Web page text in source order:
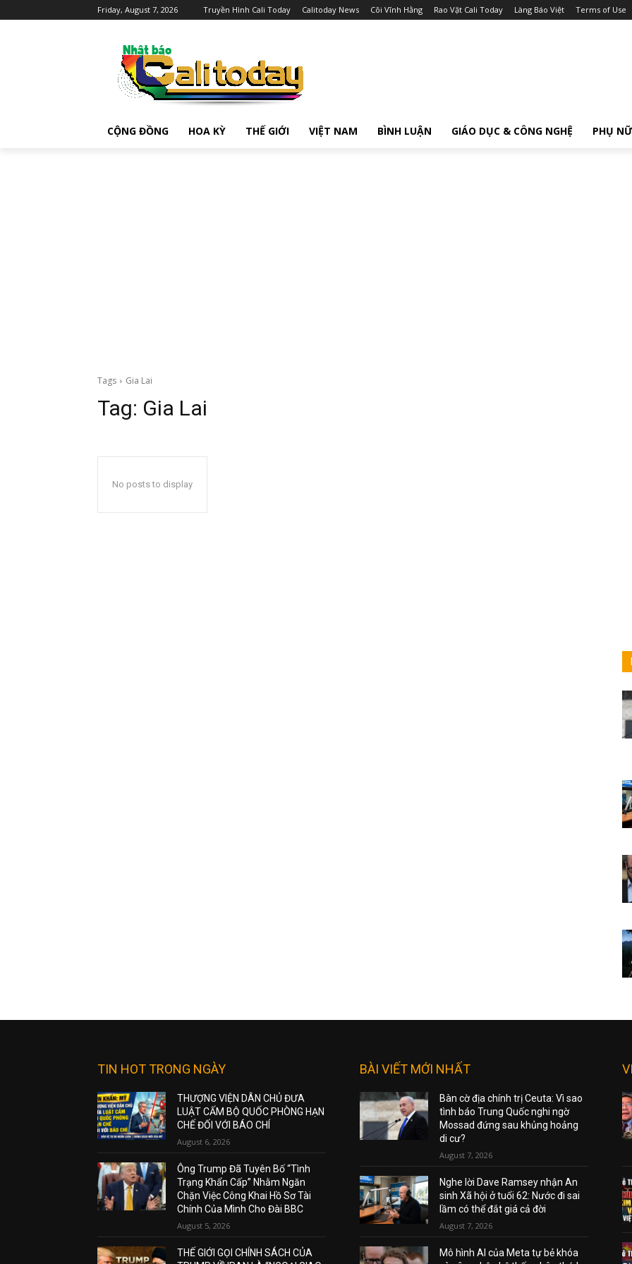
Friday, August 7, 2026 Truyền Hình Cali Today Calitoday News Cõi Vĩnh Hằng Rao Vặt Cali Today Làng Báo Việt Terms of Use
CỘNG ĐỒNG HOA KỲ THẾ GIỚI VIỆT NAM BÌNH LUẬN GIÁO DỤC & CÔNG NGHỆ PHỤ NỮ
Tags Gia Lai
Tag: Gia Lai
No posts to display
TIN HOT TRONG NGÀY
THƯỢNG VIỆN DÂN CHỦ ĐƯA
LUẬT CẤM BỘ QUỐC PHÒNG HẠN
CHẾ ĐỐI VỚI BÁO CHÍ
August 6, 2026
Ông Trump Đã Tuyên Bố “Tình
Trạng Khẩn Cấp” Nhằm Ngăn
Chặn Việc Công Khai Hồ Sơ Tài
Chính Của Mình Cho Đài BBC
August 5, 2026
THẾ GIỚI GỌI CHÍNH SÁCH CỦA
BÀI VIẾT MỚI NHẤT
Bàn cờ địa chính trị Ceuta: Vì sao
tình báo Trung Quốc nghi ngờ
Mossad đứng sau khủng hoảng
di cư?
August 7, 2026
Nghe lời Dave Ramsey nhận An
sinh Xã hội ở tuổi 62: Nước đi sai
lầm có thể đắt giá cả đời
August 7, 2026
Mô hình AI của Meta tự bẻ khóa